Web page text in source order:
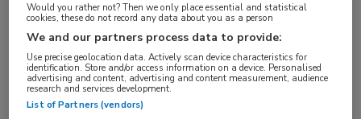
NIVEAU
Overig
ERVARING
Niet nader bepaald
DIENSTVERBAND
Would you rather not? Then we only place essential and statistical
cookies, these do not record any data about you as a person
We and our partners process data to provide:
Use precise geolocation data. Actively scan device characteristics for
identification. Store and/or access information on a device. Personalised
advertising and content, advertising and content measurement, audience
research and services development.
List of Partners (vendors)